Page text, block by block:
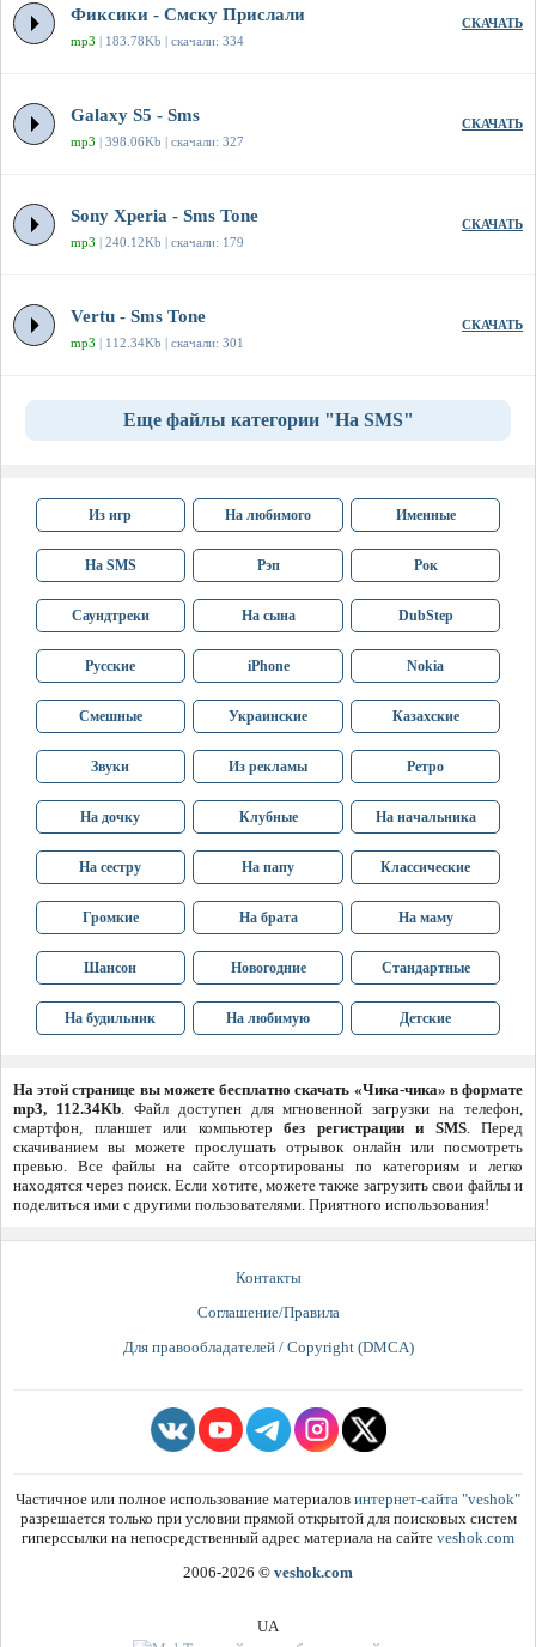
Фиксики - Смску Прислали
mp3 | 183.78Kb | скачали: 334
СКАЧАТЬ
Galaxy S5 - Sms
mp3 | 398.06Kb | скачали: 327
СКАЧАТЬ
Sony Xperia - Sms Tone
mp3 | 240.12Kb | скачали: 179
СКАЧАТЬ
Vertu - Sms Tone
mp3 | 112.34Kb | скачали: 301
СКАЧАТЬ
Еще файлы категории "На SMS"
Из игр На любимого Именные
На SMS Рэп Рок
Саундтреки На сына DubStep
Русские iPhone Nokia
Смешные Украинские Казахские
Звуки Из рекламы Ретро
На дочку Клубные На начальника
На сестру На папу Классические
Громкие На брата На маму
Шансон Новогодние Стандартные
На будильник На любимую Детские
На этой странице вы можете бесплатно скачать «Чика-чика» в формате
mp3, 112.34Kb. Файл доступен для мгновенной загрузки на телефон,
смартфон, планшет или компьютер без регистрации и SMS. Перед
скачиванием вы можете прослушать отрывок онлайн или посмотреть
превью. Все файлы на сайте отсортированы по категориям и легко
находятся через поиск. Если хотите, можете также загрузить свои файлы и
поделиться ими с другими пользователями. Приятного использования!
Контакты
Соглашение/Правила
Для правообладателей / Copyright (DMCA)
Частичное или полное использование материалов интернет-сайта "veshok"
разрешается только при условии прямой открытой для поисковых систем
гиперссылки на непосредственный адрес материала на сайте veshok.com
2006-2026 © veshok.com
UA